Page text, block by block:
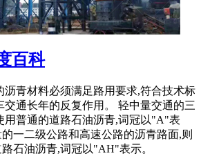
百科
沥青材料必须满足路用要求,符合技术标
交通长年的反复作用。 轻中量交通的三
用普通的道路石油沥青,词冠以"A"表
一二级公路和高速公路的沥青路面,则
石油沥青,词冠以"AH"表示。